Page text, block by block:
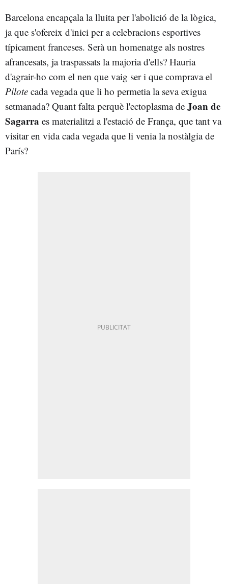
Barcelona encapçala la lluita per l'abolició de la lògica,
ja que s'ofereix d'inici per a celebracions esportives
típicament franceses. Serà un homenatge als nostres
afrancesats, ja traspassats la majoria d'ells? Hauria
d'agrair-ho com el nen que vaig ser i que comprava el
Pilote cada vegada que li ho permetia la seva exigua
setmanada? Quant falta perquè l'ectoplasma de Joan de
Sagarra es materialitzi a l'estació de França, que tant va
visitar en vida cada vegada que li venia la nostàlgia de
París?